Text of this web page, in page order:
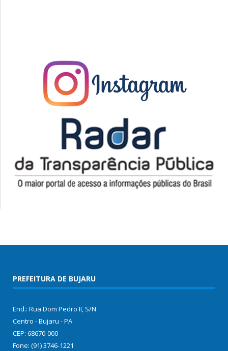
PREFEITURA DE BUJARU
End.: Rua Dom Pedro II, S/N
Centro - Bujaru - PA
CEP: 68670-000
Fone: (91) 3746-1221